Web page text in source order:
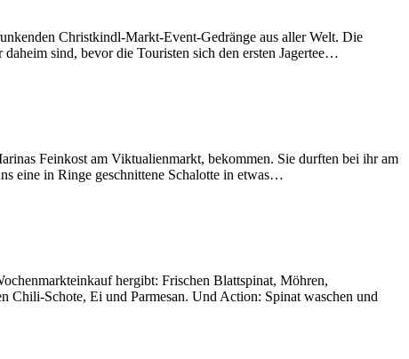
Christkindl-Markt-Event-Gedränge aus aller Welt. Die
sind, bevor die Touristen sich den ersten Jagertee…
Feinkost am Viktualienmarkt, bekommen. Sie durften bei ihr am
eine in Ringe geschnittene Schalotte in etwas…
hergibt: Frischen Blattspinat, Möhren,
Chili-Schote, Ei und Parmesan. Und Action: Spinat waschen und